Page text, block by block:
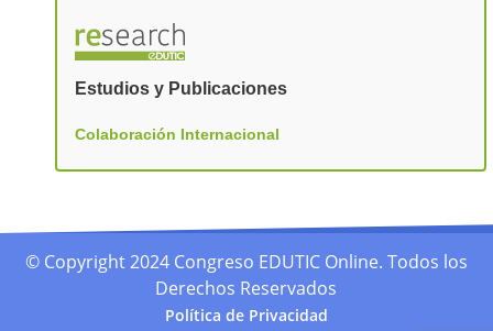
Estudios y Publicaciones
Colaboración Internacional
© Copyright 2024 Congreso EDUTIC Online. Todos los
Derechos Reservados
Política de Privacidad